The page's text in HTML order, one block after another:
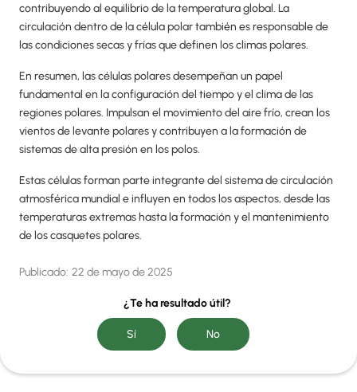
contribuyendo al equilibrio de la temperatura global. La
circulación dentro de la célula polar también es responsable de
las condiciones secas y frías que definen los climas polares.
En resumen, las células polares desempeñan un papel
fundamental en la configuración del tiempo y el clima de las
regiones polares. Impulsan el movimiento del aire frío, crean los
vientos de levante polares y contribuyen a la formación de
sistemas de alta presión en los polos.
Estas células forman parte integrante del sistema de circulación
atmosférica mundial e influyen en todos los aspectos, desde las
temperaturas extremas hasta la formación y el mantenimiento
de los casquetes polares.
Publicado: 22 de mayo de 2025
¿Te ha resultado útil?